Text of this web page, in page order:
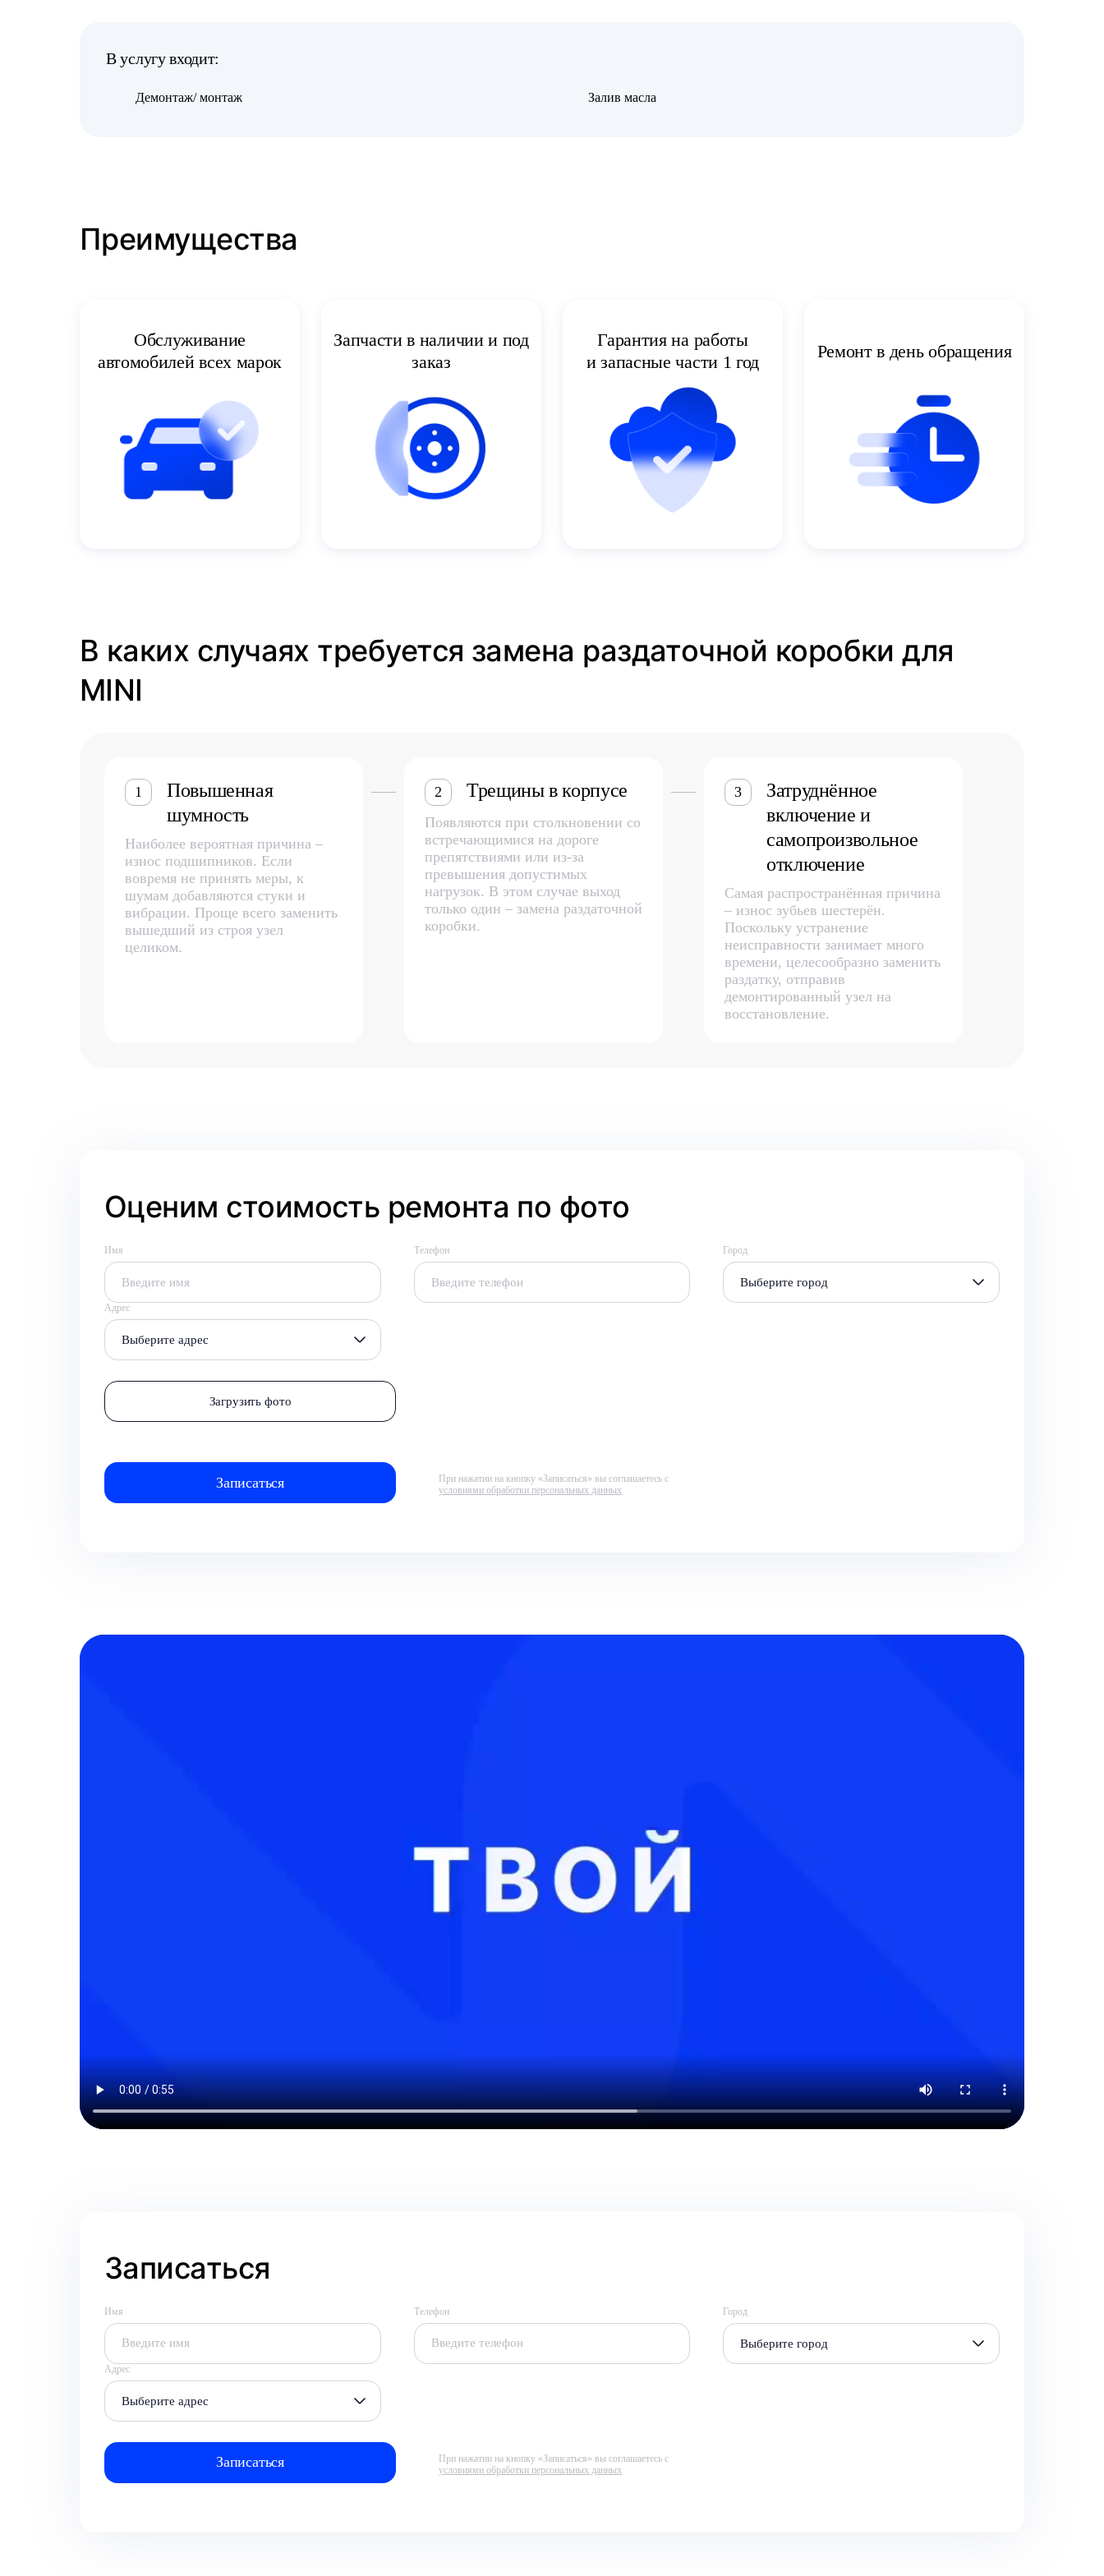
В услугу входит:
Демонтаж/ монтаж Залив масла
Преимущества
Обслуживание
автомобилей всех марок
Запчасти в наличии и под
заказ
Гарантия на работы
и запасные части 1 год
Ремонт в день обращения
В каких случаях требуется замена раздаточной коробки для
MINI
1
Повышенная
шумность
Наиболее вероятная причина –
износ подшипников. Если
вовремя не принять меры, к
шумам добавляются стуки и
вибрации. Проще всего заменить
вышедший из строя узел
целиком.
2 Трещины в корпусе
Появляются при столкновении со
встречающимися на дороге
препятствиями или из-за
превышения допустимых
нагрузок. В этом случае выход
только один – замена раздаточной
коробки.
3
Затруднённое
включение и
самопроизвольное
отключение
Самая распространённая причина
– износ зубьев шестерён.
Поскольку устранение
неисправности занимает много
времени, целесообразно заменить
раздатку, отправив
демонтированный узел на
восстановление.
Оценим стоимость ремонта по фото
Имя Телефон Город
Выберите город
Адрес
Выберите адрес
Загрузить фото
При нажатии на кнопку «Записаться» вы соглашаетесь с
условиями обработки персональных данных
Записаться
Имя Телефон Город
Выберите город
Адрес
Выберите адрес
При нажатии на кнопку «Записаться» вы соглашаетесь с
условиями обработки персональных данных